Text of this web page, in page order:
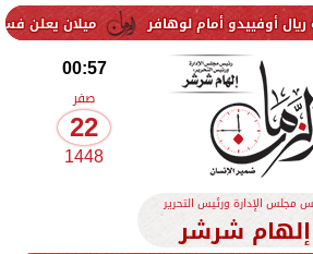
ميلان يعلن فسخ عقد أمام لوهافر
00:57
صفر
22
1448
مجلس الإدارة ورئيس التحرير
إلهام شرشر